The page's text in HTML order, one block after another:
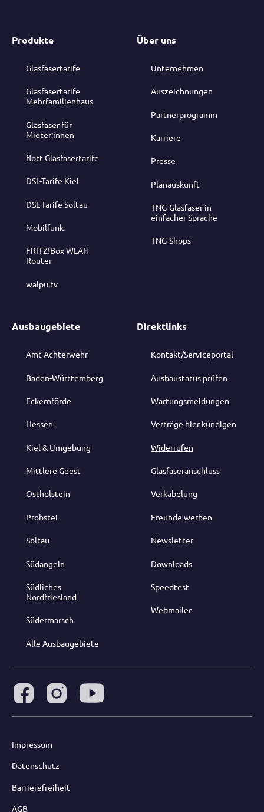
Produkte
Glasfasertarife
Glasfasertarife
Mehrfamilienhaus
Glasfaser für
Mieter:innen
flott Glasfasertarife
DSL-Tarife Kiel
DSL-Tarife Soltau
Mobilfunk
FRITZ!Box WLAN
Router
waipu.tv
Über uns
Unternehmen
Auszeichnungen
Partnerprogramm
Karriere
Presse
Planauskunft
TNG-Glasfaser in
einfacher Sprache
TNG-Shops
Ausbaugebiete
Amt Achterwehr
Baden-Württemberg
Eckernförde
Hessen
Kiel & Umgebung
Mittlere Geest
Ostholstein
Probstei
Soltau
Südangeln
Südliches
Nordfriesland
Südermarsch
Alle Ausbaugebiete
Direktlinks
Kontakt/Serviceportal
Ausbaustatus prüfen
Wartungsmeldungen
Verträge hier kündigen
Widerrufen
Glasfaseranschluss
Verkabelung
Freunde werben
Newsletter
Downloads
Speedtest
Webmailer
Impressum
Datenschutz
Barrierefreiheit
AGB